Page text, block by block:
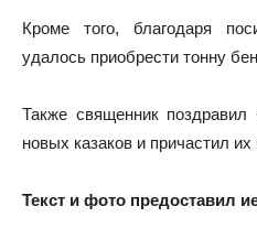
Кроме того, благодаря
удалось приобрести тонну
Также священник
новых казаков и причастил
Текст и фото предоставил